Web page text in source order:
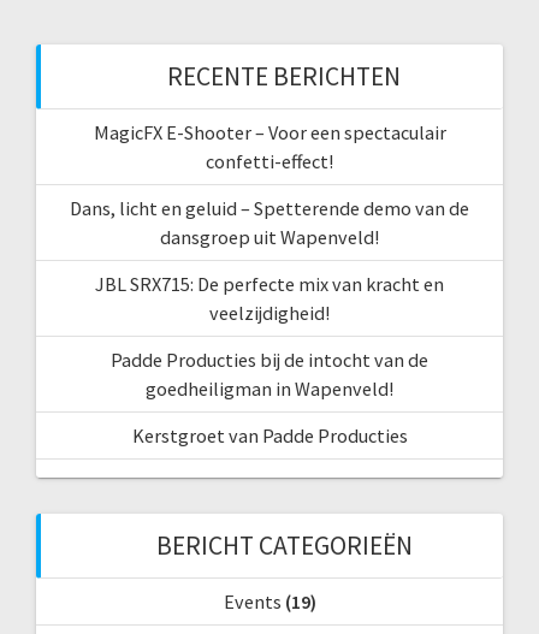
RECENTE BERICHTEN
MagicFX E-Shooter – Voor een spectaculair
confetti-effect!
Dans, licht en geluid – Spetterende demo van de
dansgroep uit Wapenveld!
JBL SRX715: De perfecte mix van kracht en
veelzijdigheid!
Padde Producties bij de intocht van de
goedheiligman in Wapenveld!
Kerstgroet van Padde Producties
BERICHT CATEGORIEËN
Events (19)